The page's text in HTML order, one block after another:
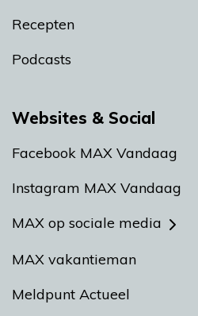
Recepten
Podcasts
Websites & Social
Facebook MAX Vandaag
Instagram MAX Vandaag
MAX op sociale media
MAX vakantieman
Meldpunt Actueel